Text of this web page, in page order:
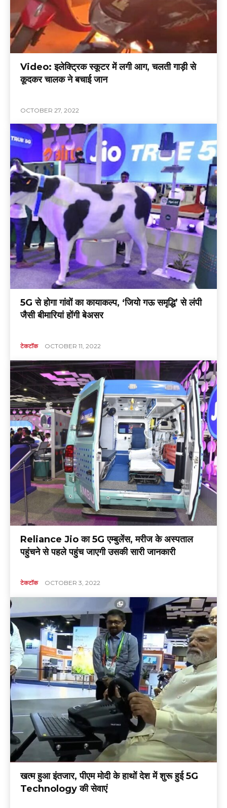
Video: इलेक्ट्रिक स्कूटर में लगी आग, चलती गाड़ी से
कूदकर चालक ने बचाई जान
OCTOBER 27, 2022
5G से होगा गांवों का कायाकल्प, ‘जियो गऊ समृद्धि’ से लंपी
जैसी बीमारियां होंगी बेअसर
टेकटॉक OCTOBER 11, 2022
Reliance Jio का 5G एम्बुलेंस, मरीज के अस्पताल
पहुंचने से पहले पहुंच जाएगी उसकी सारी जानकारी
टेकटॉक OCTOBER 3, 2022
खत्म हुआ इंतजार, पीएम मोदी के हाथों देश में शुरू हुई 5G
Technology की सेवाएं